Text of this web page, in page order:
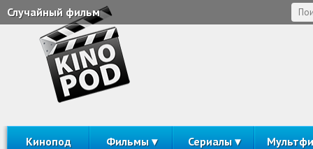
Случайный фильм
Кинопод Фильмы Сериалы